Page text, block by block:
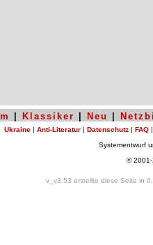
Klassiker Neu
Ukraine | Anti-Literatur | Datenschutz | FAQ
Systementwurf
©
v_v3.53 erstellte diese Seite in